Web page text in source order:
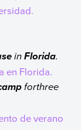
inFlorida.
en Florida.
forthree
de verano